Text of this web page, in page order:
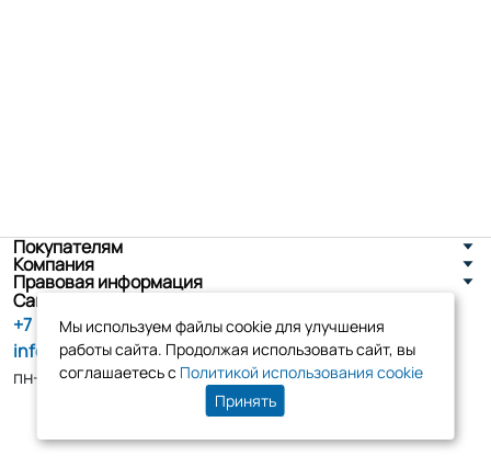
Покупателям
Компания
Правовая информация
Санкт-Петербург, ул. Новоселов д. 8
+7 (800) 555-86-90
info@tk-elko.ru
пн-пт, 10:00 - 18:00
Мы используем файлы cookie для улучшения
работы сайта. Продолжая использовать сайт, вы
соглашаетесь с Политикой использования cookie
Принять